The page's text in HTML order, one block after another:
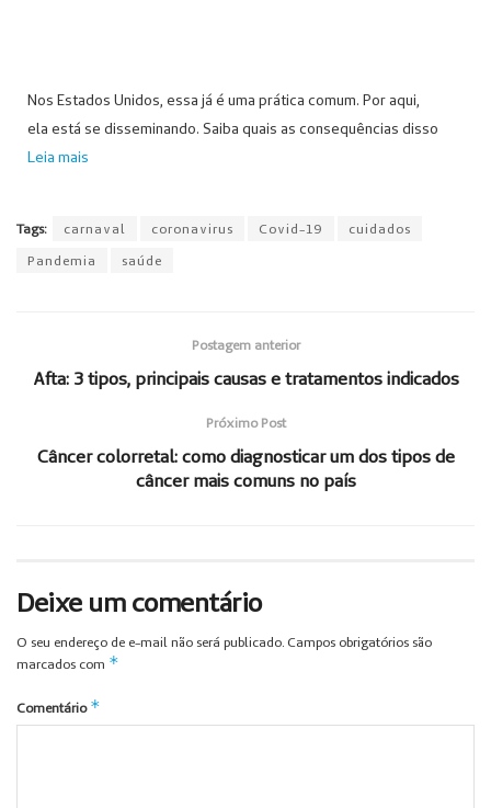
Nos Estados Unidos, essa já é uma prática comum. Por aqui,
ela está se disseminando. Saiba quais as consequências disso
Leia mais
Tags: carnaval coronavirus Covid-19
cuidados
Pandemia
saúde
Postagem anterior
Afta: 3 tipos, principais causas e tratamentos indicados
Próximo Post
Câncer colorretal: como diagnosticar um dos tipos de
câncer mais comuns no país
Deixe um comentário
O seu endereço de e-mail não será publicado. Campos obrigatórios são
marcados com *
Comentário *